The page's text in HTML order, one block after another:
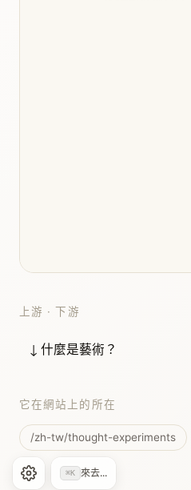
上游 · 下游
↓ 什麼是藝術？
它在網站上的所在
/zh-tw/thought-experiments
⌘K 來去...